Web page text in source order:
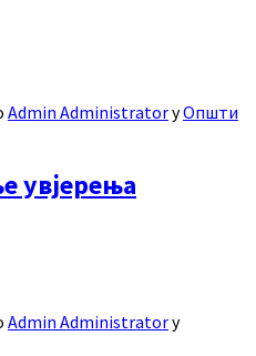
Admin AdministratorуОпшти
увјерења
Admin Administratorу